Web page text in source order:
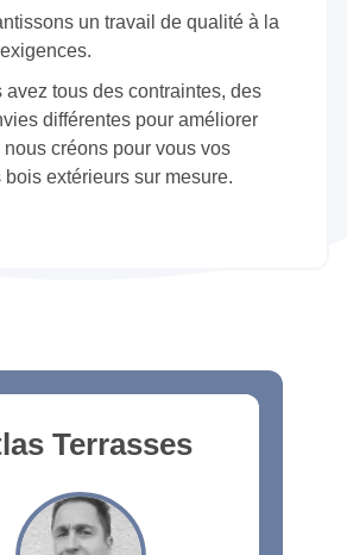
un travail de qualité à la
avez tous des contraintes, des
différentes pour améliorer
créons pour vous vos
extérieurs sur mesure.
Terrasses